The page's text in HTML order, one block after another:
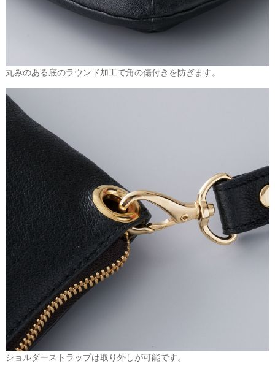
丸みのある底のラウンド加工で角の傷付きを防ぎます。
ショルダーストラップは取り外しが可能です。